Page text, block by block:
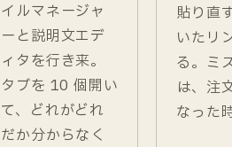
イルマネージャ
ーと説明文エデ
ィタを行き来。
タブを 10 個開い
て、どれがどれ
だか分からなく
貼り直
いたリ
る。ミ
は、注
なった